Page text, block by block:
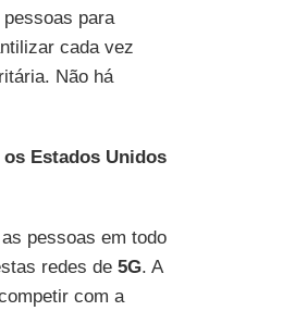
para
cada vez
Não há
Estados Unidos
pessoas em todo
redes de 5G. A
com a